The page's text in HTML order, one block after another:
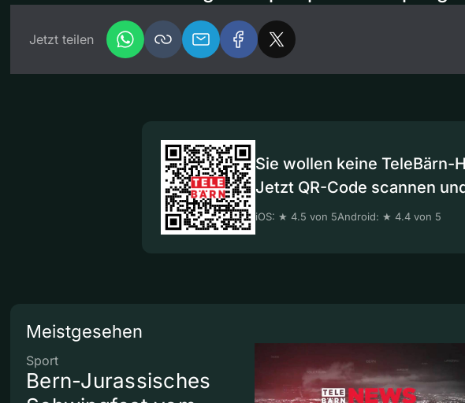
Jetzt teilen
Sie wollen keine TeleBärn-
Jetzt QR-Code scannen
iOS: ★ 4.5 von 5Android: ★ 4.4 von 5
Meistgesehen
Sport
Bern-Jurassisches